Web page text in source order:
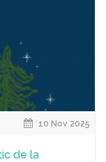
10 Nov 2025
de la